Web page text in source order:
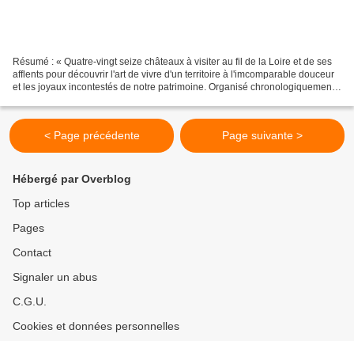
Résumé : « Quatre-vingt seize châteaux à visiter au fil de la Loire et de ses
afflents pour découvrir l'art de vivre d'un territoire à l'imcomparable douceur
et les joyaux incontestés de notre patrimoine. Organisé chronologiquement,
< Page précédente Page suivante >
Hébergé par Overblog
Top articles
Pages
Contact
Signaler un abus
C.G.U.
Cookies et données personnelles